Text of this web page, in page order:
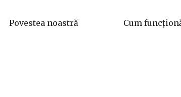
Povestea noastră Cum